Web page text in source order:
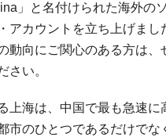
」と名付けられた海外の
アカウントを立ち上げまし
動向にご関心のある方は、
さい。
上海は、中国で最も急速に
市のひとつであるだけでな